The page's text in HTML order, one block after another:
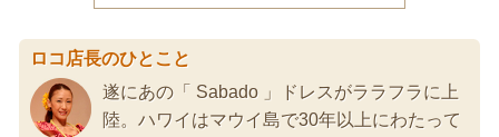
ロコ店長のひとこと
遂にあの「 Sabado 」ドレスがララフラに上
陸。ハワイはマウイ島で30年以上にわたって